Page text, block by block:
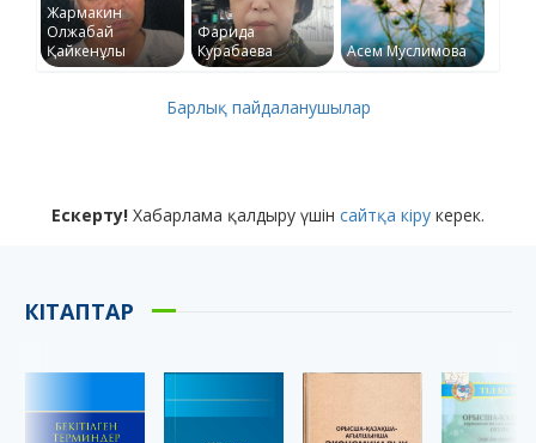
Жармакин
Олжабай
Қайкенұлы
Фарида
Курабаева
Асем Муслимова
Барлық пайдаланушылар
Ескерту! Хабарлама қалдыру үшін сайтқа кіру керек.
КІТАПТАР